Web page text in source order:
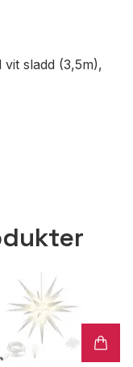
sladd (3,5m),